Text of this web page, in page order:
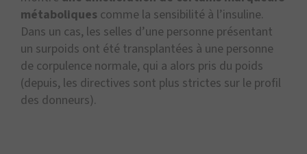
métaboliques comme la sensibilité à l’insuline.
Dans un cas, les selles d’une personne présentant
un surpoids ont été transplantées à une personne
de corpulence normale, qui a alors pris du poids
(depuis, les directives sont plus strictes sur le profil
des donneurs).